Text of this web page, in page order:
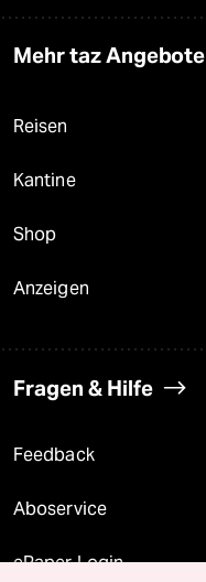
Mehr taz Angebote
Reisen
Kantine
Shop
Anzeigen
Fragen & Hilfe
Feedback
Aboservice
ePaper Login